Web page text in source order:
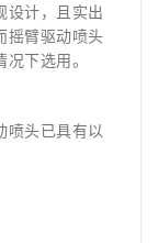
设计，且实出
摇臂驱动喷头
下选用。
喷头已具有以